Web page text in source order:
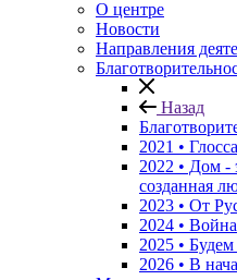
О центре
Новости
Направления
Назад
2021 •
2022 • Дом -
созданная
2023 • От
2024 •
2025 •
2026 • В